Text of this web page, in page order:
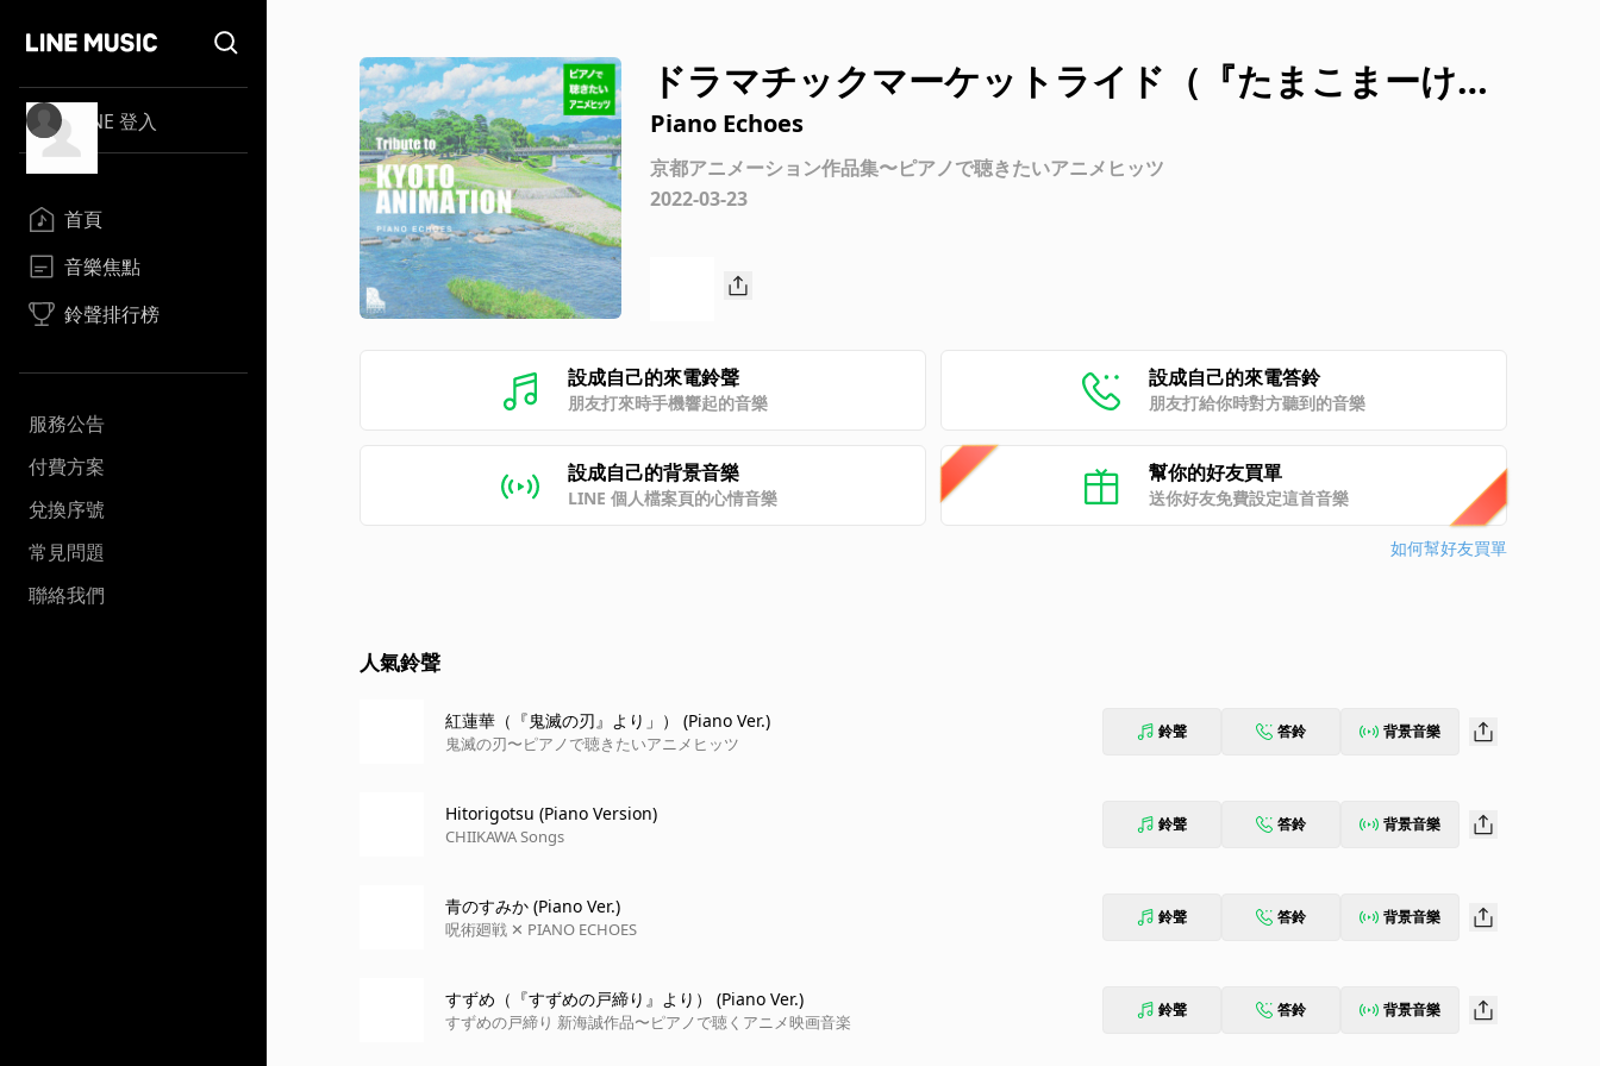
LINE 登入
首頁
音樂焦點
鈴聲排行榜
服務公告
付費方案
兌換序號
常見問題
聯絡我們
ドラマチックマーケットライド（『たまこまーけっ
と』より） (Piano Ver.)
Piano Echoes
京都アニメーション作品集〜ピアノで聴きたいアニメヒッツ
2022-03-23
設成自己的來電鈴聲
朋友打來時手機響起的音樂
設成自己的來電答鈴
朋友打給你時對方聽到的音樂
設成自己的背景音樂
LINE 個人檔案頁的心情音樂
幫你的好友買單
送你好友免費設定這首音樂
如何幫好友買單
人氣鈴聲
紅蓮華（『鬼滅の刃』より」） (Piano Ver.)
鬼滅の刃〜ピアノで聴きたいアニメヒッツ
鈴聲 答鈴 背景音樂
Hitorigotsu (Piano Version)
CHIIKAWA Songs
鈴聲 答鈴 背景音樂
青のすみか (Piano Ver.)
呪術廻戦 ✕ PIANO ECHOES
鈴聲 答鈴 背景音樂
すずめ（『すずめの戸締り』より） (Piano Ver.)
すずめの戸締り 新海誠作品〜ピアノで聴くアニメ映画音楽
鈴聲 答鈴 背景音樂